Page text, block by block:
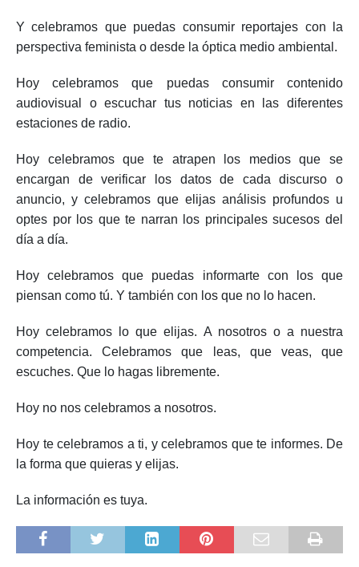
Y celebramos que puedas consumir reportajes con la
perspectiva feminista o desde la óptica medio ambiental.
Hoy celebramos que puedas consumir contenido
audiovisual o escuchar tus noticias en las diferentes
estaciones de radio.
Hoy celebramos que te atrapen los medios que se
encargan de verificar los datos de cada discurso o
anuncio, y celebramos que elijas análisis profundos u
optes por los que te narran los principales sucesos del
día a día.
Hoy celebramos que puedas informarte con los que
piensan como tú. Y también con los que no lo hacen.
Hoy celebramos lo que elijas. A nosotros o a nuestra
competencia. Celebramos que leas, que veas, que
escuches. Que lo hagas libremente.
Hoy no nos celebramos a nosotros.
Hoy te celebramos a ti, y celebramos que te informes. De
la forma que quieras y elijas.
La información es tuya.